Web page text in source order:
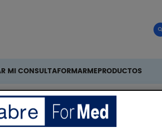
MI CONSULTAFORMARME PRODUCTOS